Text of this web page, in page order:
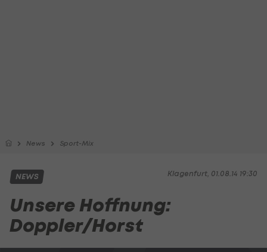
News Sport-Mix
Klagenfurt, 01.08.14 19:30
NEWS
Unsere Hoffnung:
Doppler/Horst